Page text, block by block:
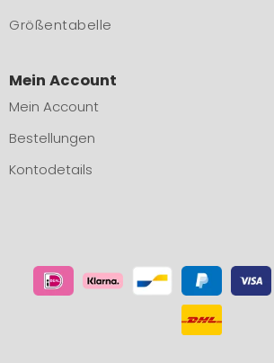
Größentabelle
Mein Account
Mein Account
Bestellungen
Kontodetails